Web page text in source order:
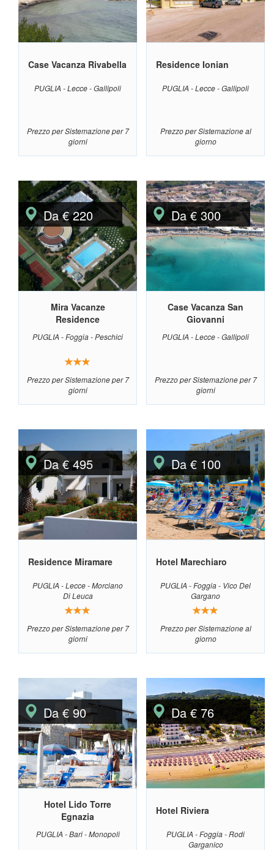
Case Vacanza Rivabella
PUGLIA - Lecce - Gallipoli
Prezzo per Sistemazione per 7
giorni
Residence Ionian
PUGLIA - Lecce - Gallipoli
Prezzo per Sistemazione al
giorno
Da € 220
Mira Vacanze
Residence
PUGLIA - Foggia - Peschici
Prezzo per Sistemazione per 7
giorni
Da € 300
Case Vacanza San
Giovanni
PUGLIA - Lecce - Gallipoli
Prezzo per Sistemazione per 7
giorni
Da € 495
Residence Miramare
PUGLIA - Lecce - Morciano
Di Leuca
Prezzo per Sistemazione per 7
giorni
Da € 100
Hotel Marechiaro
PUGLIA - Foggia - Vico Del
Gargano
Prezzo per Sistemazione al
giorno
Da € 90
Hotel Lido Torre
Egnazia
PUGLIA - Bari - Monopoli
Da € 76
Hotel Riviera
PUGLIA - Foggia - Rodi
Garganico